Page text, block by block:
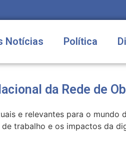
Notícias Política
da Rede de
e relevantes para o mundo
trabalho e os impactos da